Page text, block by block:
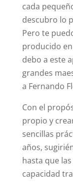
cada
descubro lo
Pero te
producido
debo a este
grandes
a Fernando
Con el
propio y
sencillas
años,
hasta que
capacidad